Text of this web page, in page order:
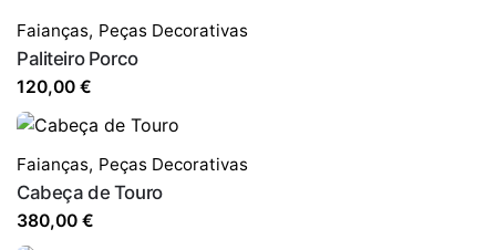
Faianças, Peças Decorativas
Paliteiro Porco
120,00 €
Faianças, Peças Decorativas
Cabeça de Touro
380,00 €